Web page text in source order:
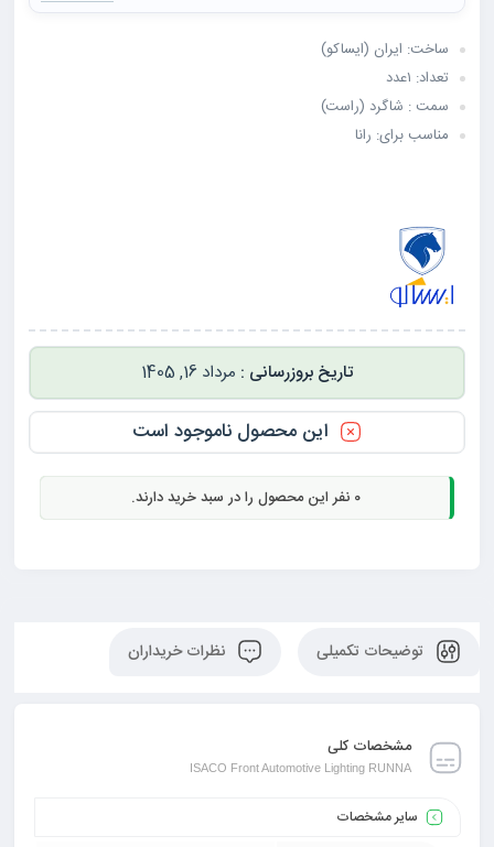
ساخت: ایران (ایساکو)
تعداد: ۱عدد
سمت : شاگرد (راست)
مناسب برای: رانا
مرداد 16, 1405
این محصول ناموجود است
0 نفر این محصول را در سبد خرید دارند.
توضیحات تکمیلی نظرات خریداران
مشخصات کلی
ISACO Front Automotive Lighting RUNNA
سایر مشخصات